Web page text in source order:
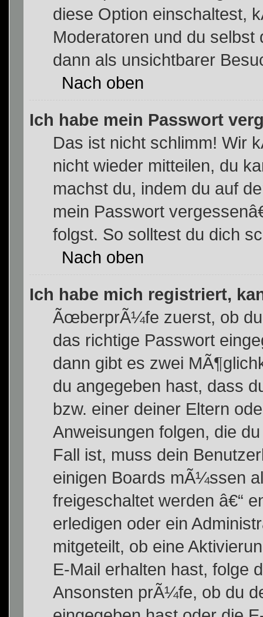
diese Option einschaltest,
Moderatoren und du
dann als unsichtbarer
Nach oben
Ich habe mein Passwort
Das ist nicht schlimm! Wir
nicht wieder mitteilen, du
machst du, indem du auf
mein Passwort
folgst. So solltest du dich
Nach oben
Ich habe mich registriert,
ÃœberprÃ¼fe zuerst, ob
das richtige Passwort
dann gibt es zwei
du angegeben hast, dass
bzw. einer deiner Eltern
Anweisungen folgen, die
Fall ist, muss dein
einigen Boards mÃ¼ssen
freigeschaltet werden â€“
erledigen oder ein
mitgeteilt, ob eine
E-Mail erhalten hast, folge
Ansonsten prÃ¼fe, ob du